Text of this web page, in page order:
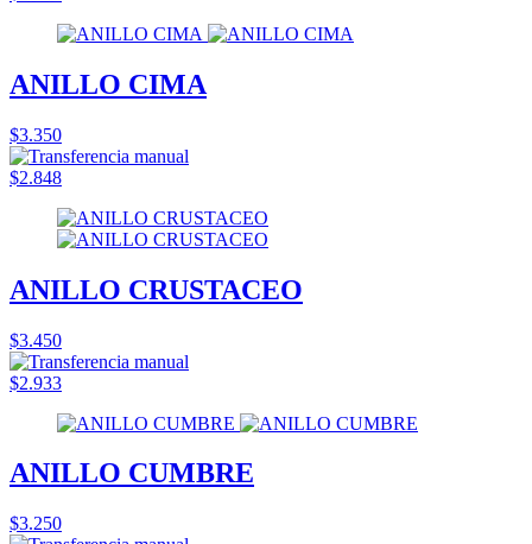
ANILLO CIMA
$3.350
$2.848
ANILLO CRUSTACEO
$3.450
$2.933
ANILLO CUMBRE
$3.250